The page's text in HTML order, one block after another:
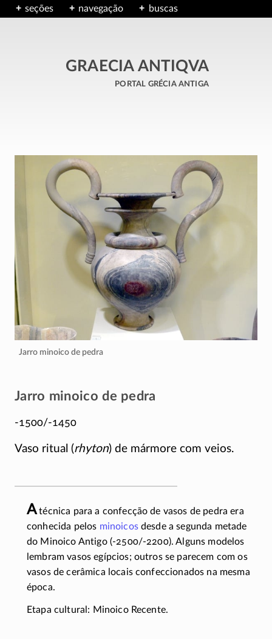
seções navegação buscas
GRAECIA ANTIQVA
portal grécia antiga
Jarro minoico de pedra
Jarro minoico de pedra
-1500/-1450
Vaso ritual (rhyton) de mármore com veios.
Atécnica para a confecção de vasos de pedra era
conhecida pelos minoicosdesde a segunda metade
do Minoico Antigo (-2500/-2200). Alguns modelos
lembram vasos egípcios; outros se parecem com os
vasos de cerâmica locais confeccionados na mesma
época.
Etapa cultural: Minoico Recente.